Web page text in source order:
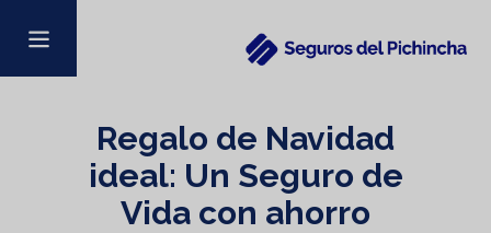
Regalo de Navidad
ideal: Un Seguro de
Vida con ahorro